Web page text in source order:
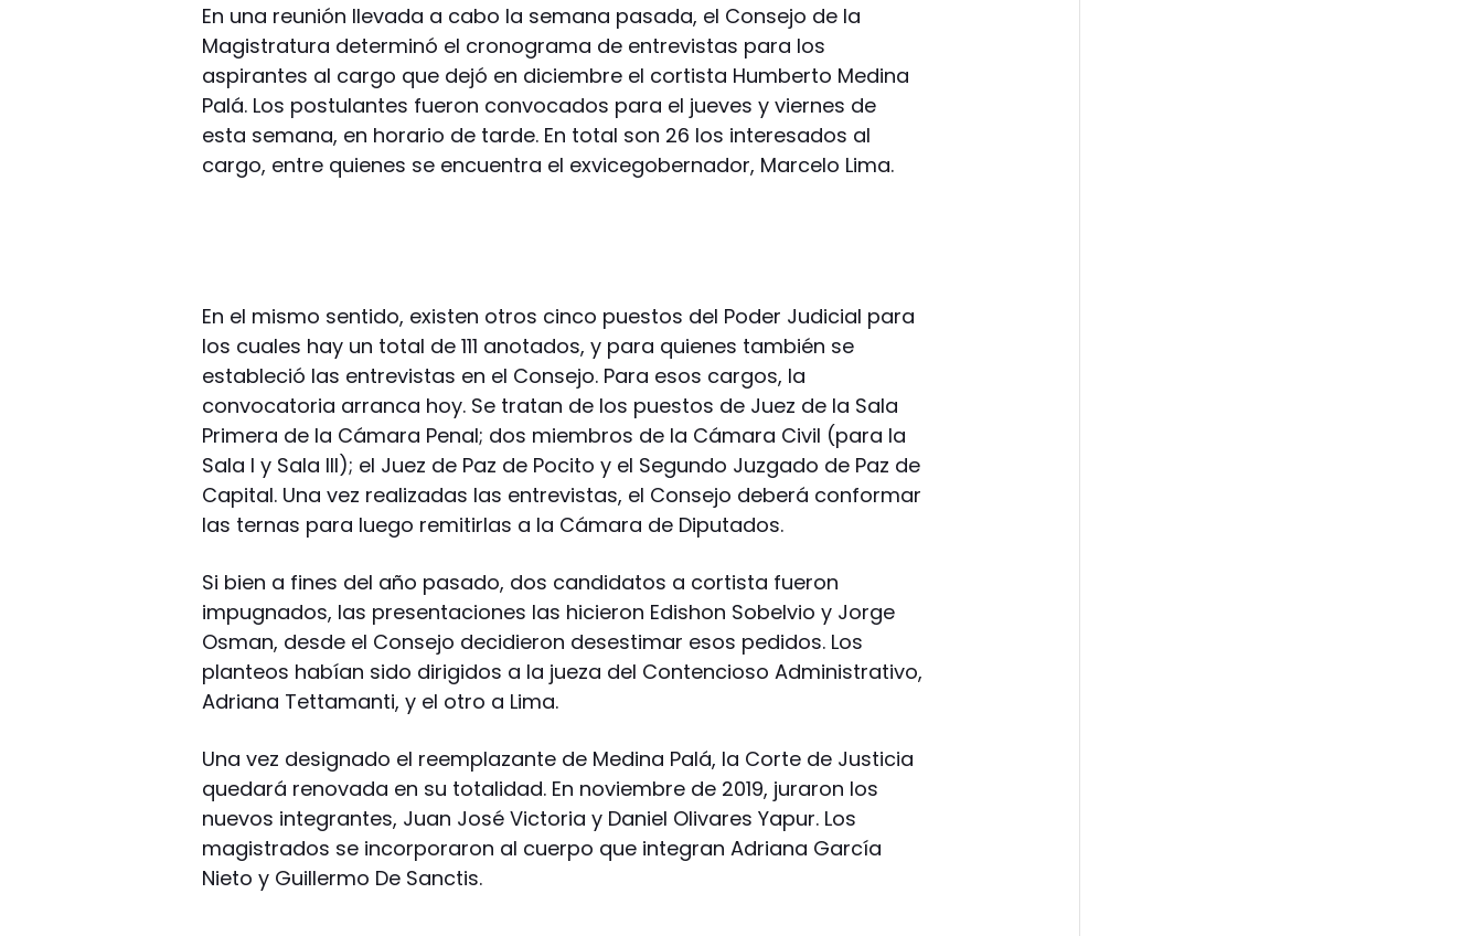
En una reunión llevada a cabo la semana pasada, el Consejo de la
Magistratura determinó el cronograma de entrevistas para los
aspirantes al cargo que dejó en diciembre el cortista Humberto Medina
Palá. Los postulantes fueron convocados para el jueves y viernes de
esta semana, en horario de tarde. En total son 26 los interesados al
cargo, entre quienes se encuentra el exvicegobernador, Marcelo Lima.
En el mismo sentido, existen otros cinco puestos del Poder Judicial para
los cuales hay un total de 111 anotados, y para quienes también se
estableció las entrevistas en el Consejo. Para esos cargos, la
convocatoria arranca hoy. Se tratan de los puestos de Juez de la Sala
Primera de la Cámara Penal; dos miembros de la Cámara Civil (para la
Sala I y Sala III); el Juez de Paz de Pocito y el Segundo Juzgado de Paz de
Capital. Una vez realizadas las entrevistas, el Consejo deberá conformar
las ternas para luego remitirlas a la Cámara de Diputados.
Si bien a fines del año pasado, dos candidatos a cortista fueron
impugnados, las presentaciones las hicieron Edishon Sobelvio y Jorge
Osman, desde el Consejo decidieron desestimar esos pedidos. Los
planteos habían sido dirigidos a la jueza del Contencioso Administrativo,
Adriana Tettamanti, y el otro a Lima.
Una vez designado el reemplazante de Medina Palá, la Corte de Justicia
quedará renovada en su totalidad. En noviembre de 2019, juraron los
nuevos integrantes, Juan José Victoria y Daniel Olivares Yapur. Los
magistrados se incorporaron al cuerpo que integran Adriana García
Nieto y Guillermo De Sanctis.